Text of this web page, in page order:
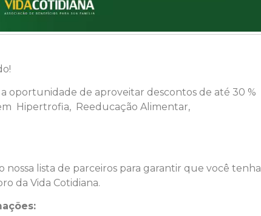
oportunidade de aproveitar descontos de até 30 %
Hipertrofia, Reeducação Alimentar,
lista de parceiros para garantir que você tenha
da Vida Cotidiana.